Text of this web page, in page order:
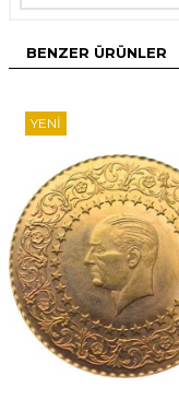
BENZER ÜRÜNLER
YENI